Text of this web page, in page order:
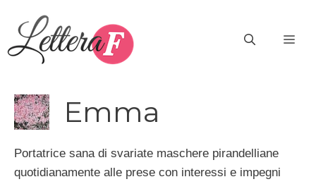
contenuto
Emma
Portatrice sana di svariate maschere pirandelliane
quotidianamente alle prese con interessi e impegni